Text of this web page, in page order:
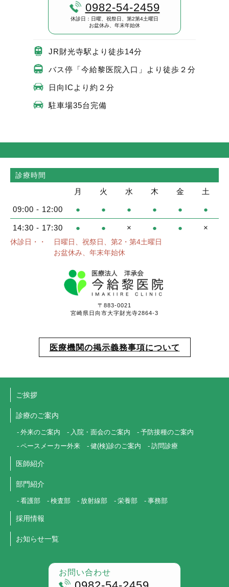
0982-54-2459
休診日：日曜、祝祭日、第2第4土曜日
お盆休み、年末年始休
JR財光寺駅より徒歩14分
バス停「今給黎医院入口」より徒歩２分
日向ICより約２分
駐車場35台完備
診療時間
月 火 水 木 金 土
09:00 - 12:00 ● ● ● ● ● ●
14:30 - 17:30 ● ● × ● ● ×
休診日・・
日曜日、祝祭日、第2・第4土曜日
お盆休み、年末年始休
〒883-0021
宮崎県日向市大字財光寺2864-3
医療機関の掲示義務事項について
ご挨拶
診療のご案内
外来のご案内 入院・面会のご案内
予防接種のご案内
ペースメーカー外来
健(検)診のご案内 訪問診療
医師紹介
部門紹介
看護部 検査部 放射線部 栄養部 事務部
採用情報
お知らせ一覧
お問い合わせ